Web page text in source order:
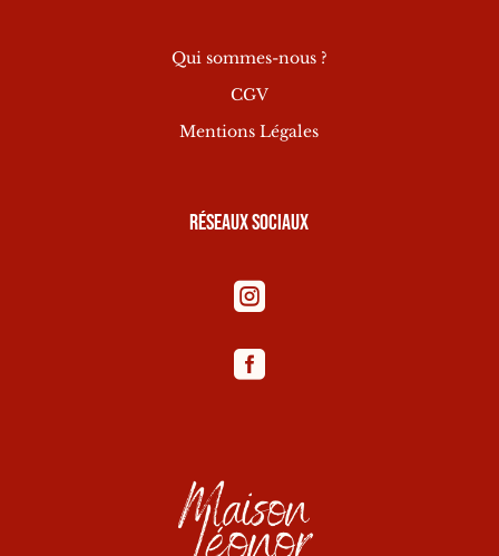
Qui sommes-nous ?
CGV
Mentions Légales
Réseaux sociaux

